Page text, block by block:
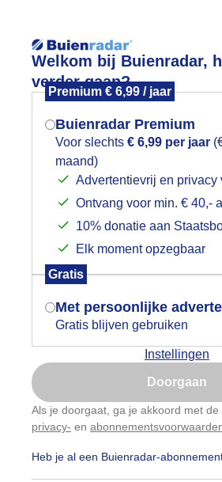
Welkom bij Buienradar,
verder gaan?
Premium € 6,99 / jaar
Buienradar Premium
Voor slechts € 6,99 per jaar
maand)
Advertentievrij en privacy
Ontvang voor min. € 40,-
10% donatie aan
Elk moment opzegbaar
Gratis
Met persoonlijke
Gratis blijven gebruiken
Instellingen
Doorgaan
Als je doorgaat, ga je akkoord met de
privacy- en
Heb je al een Buienradar-
Lees meer.
Foto en video
veel grote plassen
Mogen we je locatie
het weer?
Indien je hier nog geen
gegeven, verschijnt er zo
je browser waarin deze
gevraagd wordt.
Is goed, toon de
Nu niet, misschien
Gebruik je Safari en wil je niet
Klikhierom dit aan te